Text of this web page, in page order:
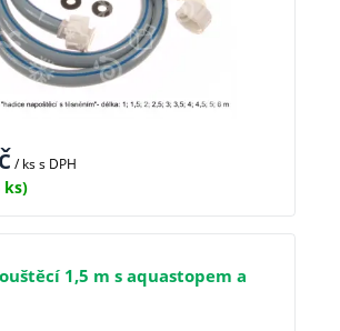
/ kss DPH
ks)
1,5 m s aquastopem a